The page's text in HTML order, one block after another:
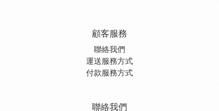
顧客服務
聯絡我們
運送服務方式
付款服務方式
聯絡我們